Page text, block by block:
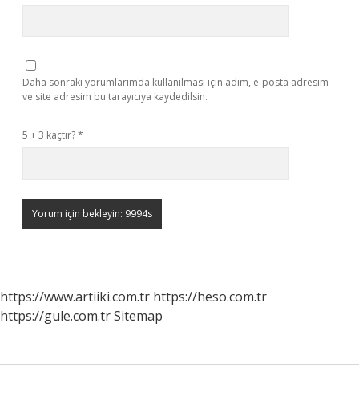
Daha sonraki yorumlarımda kullanılması için adım, e-posta adresim
ve site adresim bu tarayıcıya kaydedilsin.
5 + 3 kaçtır?*
https://www.artiiki.com.tr https://heso.com.tr
https://gule.com.trSitemap